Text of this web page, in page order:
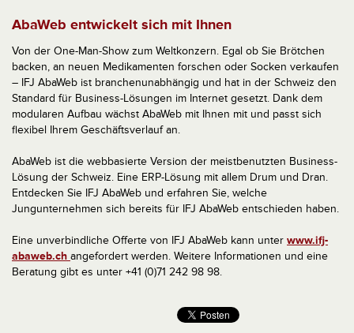
AbaWeb entwickelt sich mit Ihnen
Von der One-Man-Show zum Weltkonzern. Egal ob Sie Brötchen
backen, an neuen Medikamenten forschen oder Socken verkaufen
– IFJ AbaWeb ist branchenunabhängig und hat in der Schweiz den
Standard für Business-Lösungen im Internet gesetzt. Dank dem
modularen Aufbau wächst AbaWeb mit Ihnen mit und passt sich
flexibel Ihrem Geschäftsverlauf an.
AbaWeb ist die webbasierte Version der meistbenutzten Business-
Lösung der Schweiz. Eine ERP-Lösung mit allem Drum und Dran.
Entdecken Sie IFJ AbaWeb und erfahren Sie, welche
Jungunternehmen sich bereits für IFJ AbaWeb entschieden haben.
Eine unverbindliche Offerte von IFJ AbaWeb kann unter www.ifj-
abaweb.ch angefordert werden. Weitere Informationen und eine
Beratung gibt es unter +41 (0)71 242 98 98.